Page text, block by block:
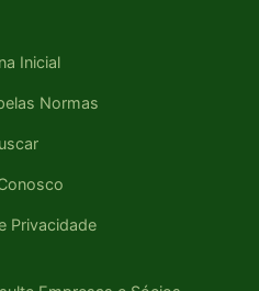
Inicial
Normas
Privacidade